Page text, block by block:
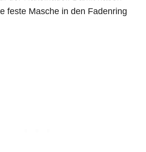
feste Masche in den Fadenring